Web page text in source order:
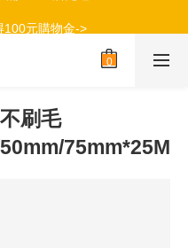
元購物金->
刷毛
75mm*25M